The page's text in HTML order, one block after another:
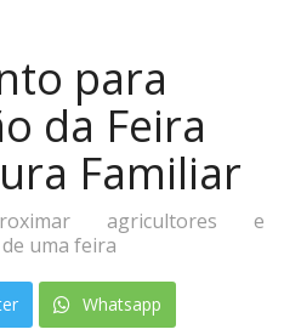
para
da Feira
Familiar
agricultores e
uma feira
Whatsapp